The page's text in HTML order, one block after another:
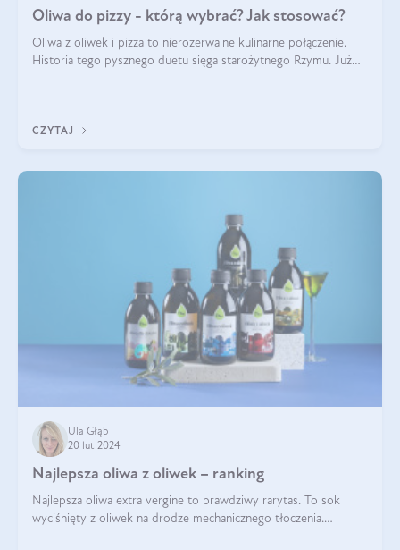
Oliwa do pizzy - którą wybrać? Jak stosować?
Oliwa z oliwek i pizza to nierozerwalne kulinarne połączenie.
Historia tego pysznego duetu sięga starożytnego Rzymu. Już
CZYTAJ
Ula Głąb
20 lut 2024
Najlepsza oliwa z oliwek – ranking
Najlepsza oliwa extra vergine to prawdziwy rarytas. To sok
wyciśnięty z oliwek na drodze mechanicznego tłoczenia.